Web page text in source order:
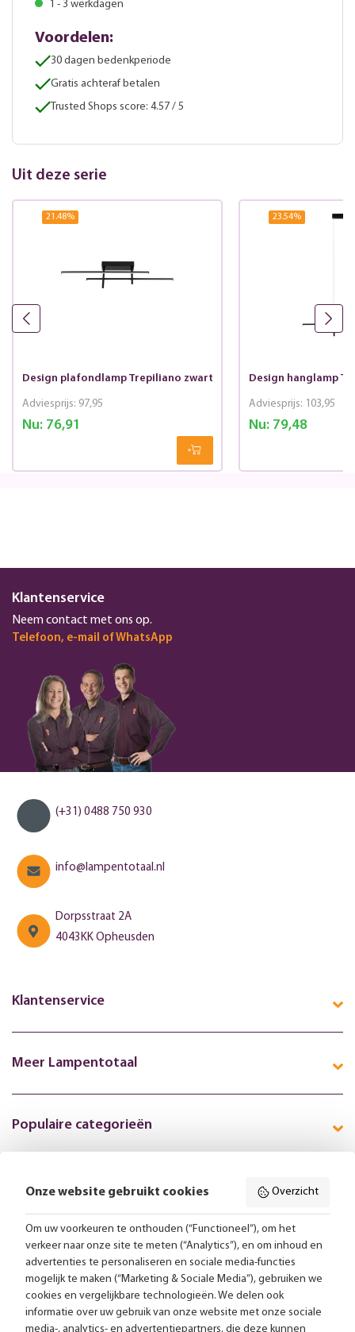
1 - 3 werkdagen
Voordelen:
30 dagen bedenkperiode
Gratis achteraf betalen
Trusted Shops score: 4.57 / 5
Uit deze serie
21.48%
Design plafondlamp Trepiliano zwart
Nu:76,91
Adviesprijs: 97,95
23.54%
Design hanglamp
Nu:79,48
Adviesprijs: 103,95
Klantenservice
Neem contact met ons op.
Telefoon, e-mail of WhatsApp
(+31) 0488 750 930
info@lampentotaal.nl
Dorpsstraat 2A
4043KK Opheusden
Klantenservice
Meer Lampentotaal
Populaire categorieën
Volg ons online:
Gratis bezorging vanaf 99,-
Advies op maat
Meer dan 25.000 lampen op voorraad
Onze website gebruikt cookies Overzicht
Om uw voorkeuren te onthouden (“Functioneel”), om het
verkeer naar onze site te meten (“Analytics”), en om inhoud en
advertenties te personaliseren en sociale media-functies
mogelijk te maken (“Marketing & Sociale Media”), gebruiken we
cookies en vergelijkbare technologieën. We delen ook
informatie over uw gebruik van onze website met onze sociale
media-, analytics- en advertentiepartners, die deze kunnen